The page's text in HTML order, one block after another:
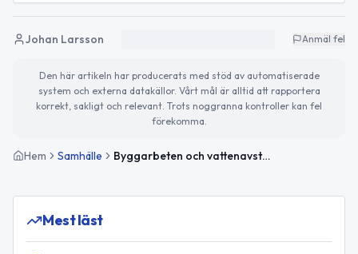
Johan Larsson Anmäl fel
Den här artikeln har producerats med stöd av automatiserade
system och externa datakällor. Vårt mål är alltid att rapportera
korrekt, sakligt och relevant. Trots noggranna kontroller kan fel
förekomma.
Hem Samhälle Byggarbeten och vattenavstängning på Slalomstigen och Skrinnarstigen 28 maj
Mest läst